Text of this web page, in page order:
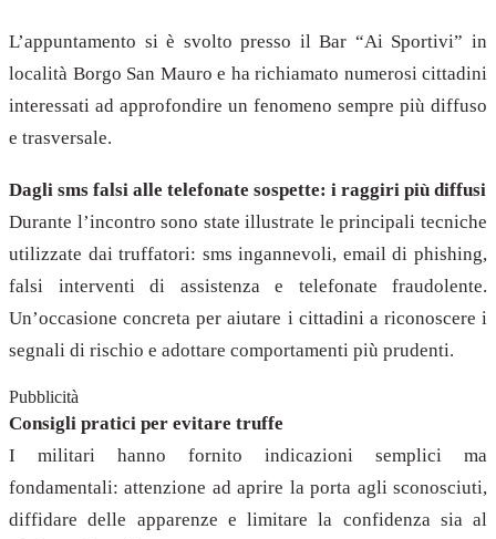
L’appuntamento si è svolto presso il Bar “Ai Sportivi” in
località Borgo San Mauro e ha richiamato numerosi cittadini
interessati ad approfondire un fenomeno sempre più diffuso
e trasversale.
Dagli sms falsi alle telefonate sospette: i raggiri più diffusi
Durante l’incontro sono state illustrate le principali tecniche
utilizzate dai truffatori: sms ingannevoli, email di phishing,
falsi interventi di assistenza e telefonate fraudolente.
Un’occasione concreta per aiutare i cittadini a riconoscere i
segnali di rischio e adottare comportamenti più prudenti.
Pubblicità
Consigli pratici per evitare truffe
I militari hanno fornito indicazioni semplici ma
fondamentali: attenzione ad aprire la porta agli sconosciuti,
diffidare delle apparenze e limitare la confidenza sia al